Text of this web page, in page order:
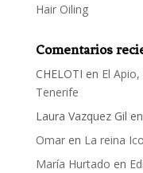
Hair Oiling
Comentarios
CHELOTI en El
Tenerife
Laura Vazquez Gil en
Omaren La reina
María Hurtado en